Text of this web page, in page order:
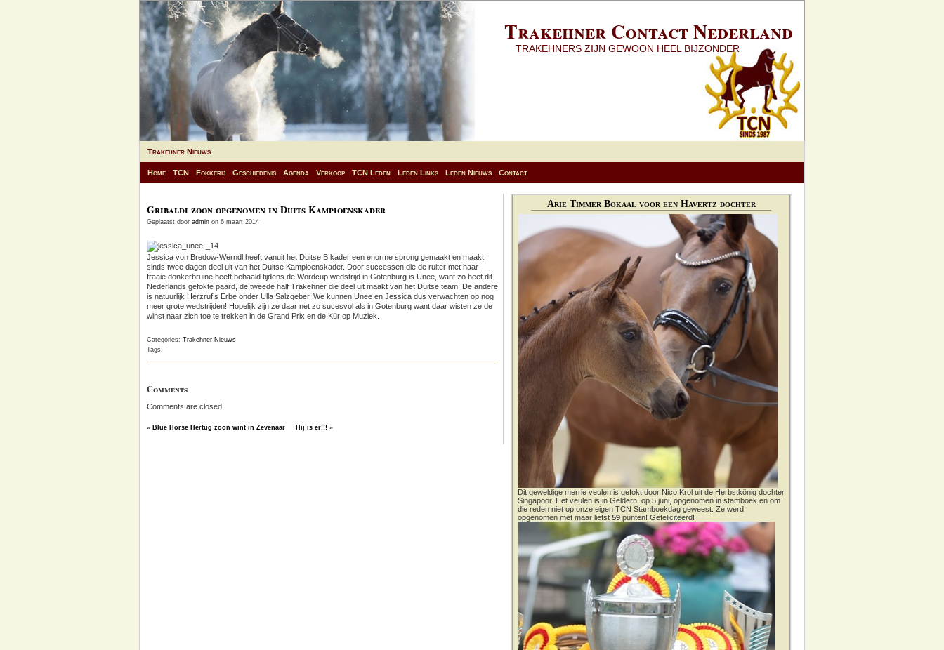
Trakehner Contact Nederland
TRAKEHNERS ZIJN GEWOON HEEL BIJZONDER
Trakehner Nieuws
Home TCN Fokkerij Geschiedenis Agenda Verkoop TCN Leden Leden Links Leden Nieuws Contact
Gribaldi zoon opgenomen in Duits Kampioenskader
Geplaatst door admin on 6 maart 2014
Jessica von Bredow-Werndl heeft vanuit het Duitse B kader een enorme sprong gemaakt en maakt
sinds twee dagen deel uit van het Duitse Kampioenskader. Door successen die de ruiter met haar
fraaie donkerbruine heeft behaald tijdens de Wordcup wedstrijd in Götenburg is Unee, want zo heet dit
Nederlands gefokte paard, de tweede half Trakehner die deel uit maakt van het Duitse team. De andere
is natuurlijk Herzruf’s Erbe onder Ulla Salzgeber. We kunnen Unee en Jessica dus verwachten op nog
meer grote wedstrijden! Hopelijk zijn ze daar net zo sucesvol als in Gotenburg want daar wisten ze de
winst naar zich toe te trekken in de Grand Prix en de Kür op Muziek.
Categories: Trakehner Nieuws
Tags:
Comments
Comments are closed.
« Blue Horse Hertug zoon wint in Zevenaar Hij is er!!! »
Arie Timmer Bokaal voor een Havertz dochter
Dit geweldige merrie veulen is gefokt door Nico Krol uit de Herbstkönig dochter
Singapoor. Het veulen is in Geldern, op 5 juni, opgenomen in stamboek en om
die reden niet op onze eigen TCN Stamboekdag geweest. Ze werd
opgenomen met maar liefst 59 punten! Gefeliciteerd!